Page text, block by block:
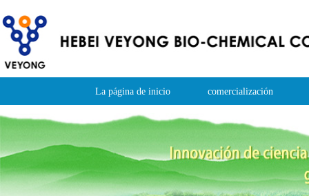
La página de inicio comercialización